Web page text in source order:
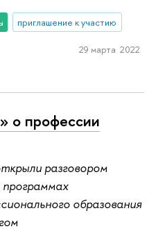
приглашение к участию
29 марта 2022
о профессии
разговором
программах
образования